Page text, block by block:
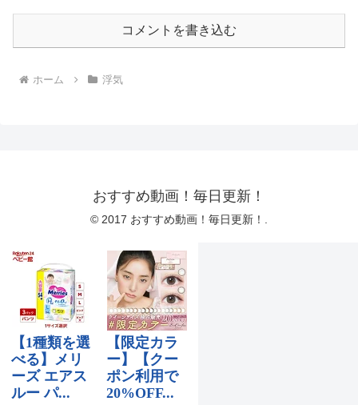
コメントを書き込む
ホーム 浮気
おすすめ動画！毎日更新！
© 2017 おすすめ動画！毎日更新！.